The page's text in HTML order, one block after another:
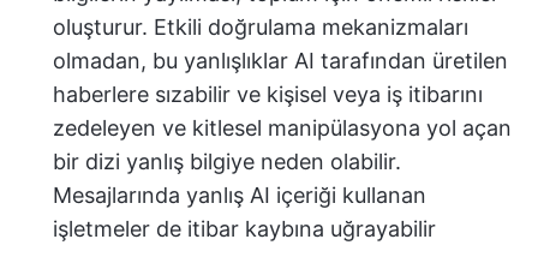
oluşturur. Etkili doğrulama mekanizmaları
olmadan, bu yanlışlıklar AI tarafından üretilen
haberlere sızabilir ve kişisel veya iş itibarını
zedeleyen ve kitlesel manipülasyona yol açan
bir dizi yanlış bilgiye neden olabilir.
Mesajlarında yanlış AI içeriği kullanan
işletmeler de itibar kaybına uğrayabilir